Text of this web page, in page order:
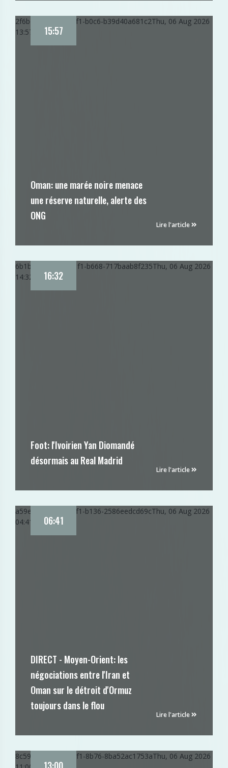
2f6b6d96-919b-11f1-b0c6-b39d40a681c2Thu, 06 Aug 2026
13:57:34 GMT
Oman: une marée noire menace
une réserve naturelle, alerte des
ONG
15:57
Lire l'article
6b1b9bde-91a2-11f1-b668-717baab8f235Thu, 06 Aug 2026
14:32:31 GMT
Foot: l'Ivoirien Yan Diomandé
désormais au Real Madrid
16:32
Lire l'article
a59ecc4c-914b-11f1-b136-2586eedcd69cThu, 06 Aug 2026
04:41:34 GMT
DIRECT - Moyen-Orient: les
négociations entre l'Iran et
Oman sur le détroit d'Ormuz
toujours dans le flou
06:41
Lire l'article
8c597c96-917d-11f1-8b76-8ba52ac1753aThu, 06 Aug 2026